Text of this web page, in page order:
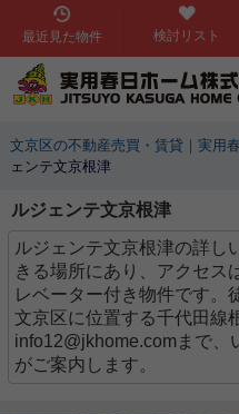
最近見た物件 検討リスト
文京区の不動産売買・賃貸｜実用
ェンテ文京根津
ルジェンテ文京根津
ルジェンテ文京根津の詳し
きる場所にあり、アクセス
レベーター付き物件です。
文京区に位置する千代田線
info12@jkhome.comまで、
がご案内します。